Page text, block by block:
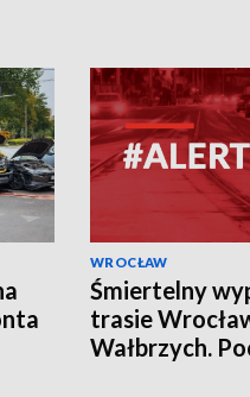
WROCŁAW
Śmiertelny
trasie
Wałbrzych.